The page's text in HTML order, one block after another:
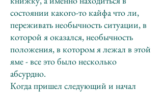
состоянии какого-то кайфа что ли,
переживать необычность ситуации, в
которой я оказался, необычность
положения, в котором я лежал в этой
яме - все это было несколько
абсурдно.
Когда пришел следующий и начал